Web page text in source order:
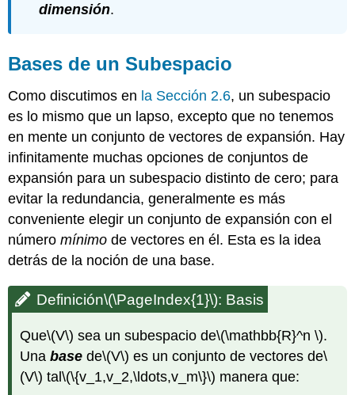
(\PageIndex{1}\):
of
(\mathbb{R}^2
\)
Solución
Ejemplo\
All
bases
of
(\mathbb{R}^2
\)
Solución
Ejemplo\
The
standard
of
dimensión.
Bases de un Subespacio
Como discutimos en la Sección 2.6, un subespacio
es lo mismo que un lapso, excepto que no tenemos
en mente un conjunto de vectores de expansión. Hay
infinitamente muchas opciones de conjuntos de
expansión para un subespacio distinto de cero; para
evitar la redundancia, generalmente es más
conveniente elegir un conjunto de expansión con el
númeromínimo de vectores en él. Esta es la idea
detrás de la noción de una base.
Definición\(\PageIndex{1}\): Basis
Que\(V\) sea un subespacio de\(\mathbb{R}^n \).
Unabase de\(V\) es un conjunto de vectores de\
(V\) tal\(\{v_1,v_2,\ldots,v_m\}\) manera que: